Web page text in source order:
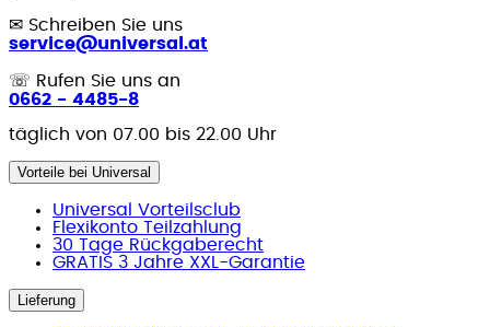
✉ Schreiben Sie uns
service@universal.at
☏ Rufen Sie uns an
0662 - 4485-8
täglich von 07.00 bis 22.00 Uhr
Vorteile bei Universal
Universal Vorteilsclub
Flexikonto Teilzahlung
30 Tage Rückgaberecht
GRATIS 3 Jahre XXL-Garantie
Lieferung